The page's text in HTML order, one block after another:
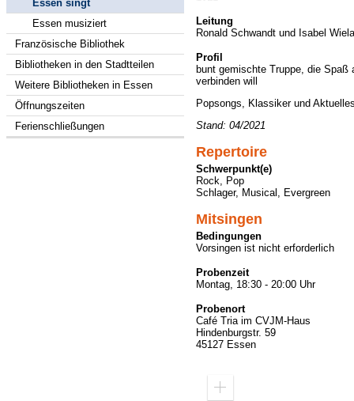
Essen singt
Essen musiziert
Französische Bibliothek
Bibliotheken in den Stadtteilen
Weitere Bibliotheken in Essen
Öffnungszeiten
Ferienschließungen
Leitung
Ronald Schwandt und Isabel
Profil
bunt gemischte Truppe, die
verbinden will
Popsongs, Klassiker und
Stand: 04/2021
Repertoire
Schwerpunkt(e)
Rock, Pop
Schlager, Musical, Evergreen
Mitsingen
Bedingungen
Vorsingen ist nicht erforderlich
Probenzeit
Montag, 18:30 - 20:00 Uhr
Probenort
Café Tria im CVJM-Haus
Hindenburgstr. 59
45127 Essen
Zoom